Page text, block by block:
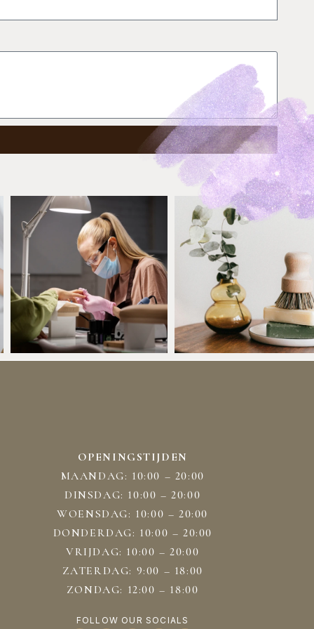
OPENINGSTIJDEN
MAANDAG: 10:00 – 20:00
DINSDAG: 10:00 – 20:00
WOENSDAG: 10:00 – 20:00
DONDERDAG: 10:00 – 20:00
VRIJDAG: 10:00 – 20:00
ZATERDAG: 9:00 – 18:00
ZONDAG: 12:00 – 18:00
FOLLOW OUR SOCIALS